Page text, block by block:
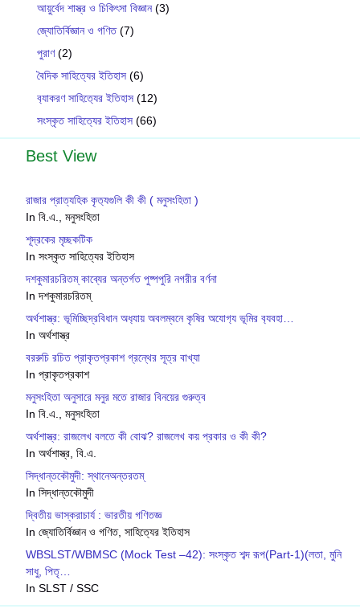
আয়ুর্বেদ শাস্ত্র ও চিকিৎসা বিজ্ঞান(3)
জ্যোতির্বিজ্ঞান ও গণিত(7)
পুরাণ(2)
বৈদিক সাহিত্যের ইতিহাস (6)
ব‍্যাকরণ সাহিত‍্যের ইতিহাস (12)
সংস্কৃত সাহিত্যের ইতিহাস (66)
Best View
রাজার প্রাত্যহিক কৃত‍্যগুলি কী কী ( মনুসংহিতা )
In বি.এ., মনুসংহিতা
শূদ্রকের মৃচ্ছকটিক
In সংস্কৃত সাহিত্যের ইতিহাস
দশকুমারচরিতম্ কাব্যের অন্তর্গত পুষ্পপুরি নগরীর বর্ণনা
In দশকুমারচরিতম্
অর্থশাস্ত্র: ভূমিচ্ছিদ্রবিধান অধ‍্যায় অবলম্বনে কৃষির অযোগ‍্য ভূমির ব‍্যবহা…
In অর্থশাস্ত্র
বররুচি রচিত প্রাকৃতপ্রকাশ গ্রন্থের সূত্র বাখ্যা
In প্রাকৃতপ্রকাশ
মনুসংহিতা অনুসারে মনুর মতে রাজার বিনয়ের গুরুত্ব
In বি.এ., মনুসংহিতা
অর্থশাস্ত্র: রাজলেখ বলতে কী বোঝ? রাজলেখ কয় প্রকার ও কী কী?
In অর্থশাস্ত্র, বি.এ.
সিদ্ধান্তকৌমুদী: স্থানেঅন্তরতম্
In সিদ্ধান্তকৌমুদী
দ্বিতীয় ভাস্করাচার্য : ভারতীয় গণিতজ্ঞ
In জ্যোতির্বিজ্ঞান ও গণিত, সাহিত্যের ইতিহাস
WBSLST/WBMSC (Mock Test –42): সংস্কৃত শব্দ রূপ(Part-1)(লতা, মুনি
সাধু, পিতৃ…
In SLST / SSC